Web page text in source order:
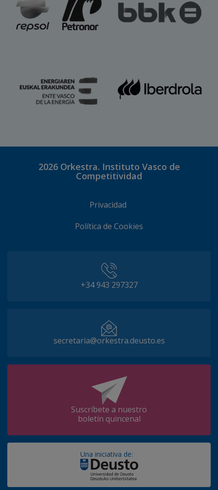
2026 Orkestra. Instituto Vasco de
Competitividad
Privacidad
Política de Cookies
+34 943 297327
secretaria@orkestra.deusto.es
Suscríbete a nuestro
boletín quincenal
Una iniciativa de: